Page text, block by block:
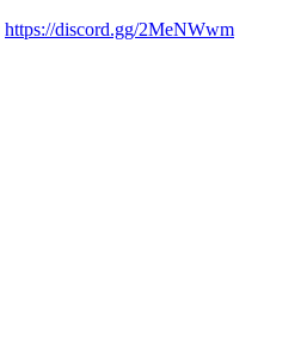
https://discord.gg/2MeNWwm